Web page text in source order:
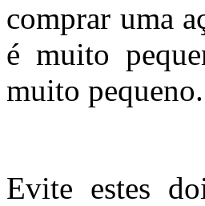
comprar uma
é muito
muito pequeno.
Evite estes